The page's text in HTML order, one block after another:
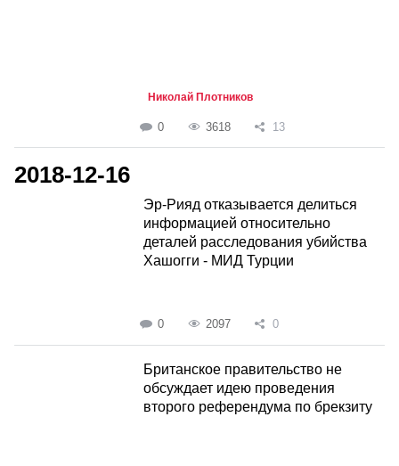
Николай Плотников
0 3618 13
2018-12-16
Эр-Рияд отказывается делиться
информацией относительно
деталей расследования убийства
Хашогги - МИД Турции
0 2097 0
Британское правительство не
обсуждает идею проведения
второго референдума по брекзиту